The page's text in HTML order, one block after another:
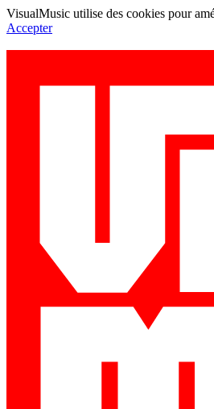
VisualMusic utilise des cookies pour
Accepter